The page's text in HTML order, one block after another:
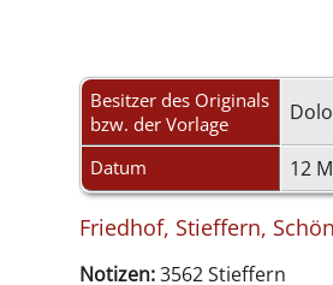
Besitzer des Originals
bzw. der Vorlage
Datum 12
Friedhof, Stieffern,
Notizen:3562 Stieffern